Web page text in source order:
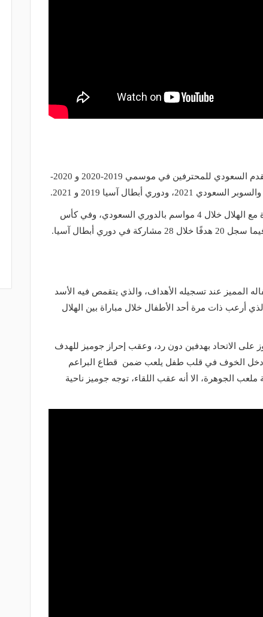
توج جوميز مع الهلال بلقب دوري كرة القدم السعودي للمحترفين في موسمي 2019-2020 و 2020-
وسجل الفرنسي 81 هدفًا في 106 مباراة مع الهلال خلال 4 مواسم بالدوري السعودي، وفي كأس
المميز عند تسجيله الأهداف، والذي يتقمص فيه الأسد
أرعب ذات مرة أحد الأطفال خلال مباراة بين الهلال
على الاتحاد بهدفين دون رد، وعقب إحراز جوميز للهدف
أدخل الخوف في قلب طفل يلعب ضمن قطاع البراعم
ملعب الجوهرة، الا أنه عقب اللقاء، توجه جوميز ناحية